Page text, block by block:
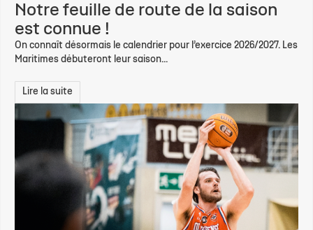
Notre feuille de route de la saison
est connue !
On connaît désormais le calendrier pour l’exercice 2026/2027. Les
Maritimes débuteront leur saison...
Lire la suite